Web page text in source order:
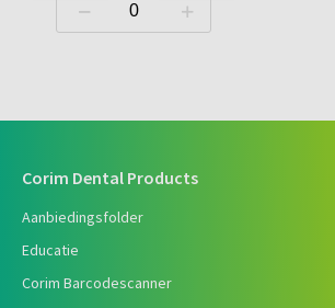
Corim Dental Products
Aanbiedingsfolder
Educatie
Corim Barcodescanner